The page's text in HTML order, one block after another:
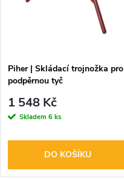
Piher | Skládací trojnožka pro
podpěrnou tyč
1 548 Kč
Skladem 6 ks
DO KOŠÍKU